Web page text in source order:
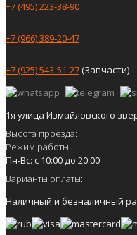
+7 (495) 223-38-90
+7 (966) 389-20-47
+7 (925) 543-51-27(Запчасти)
1я улица Измайловского
Высота проезда:
Режим работы:
Пн-Вс: с 10:00 до 20:00
Варианты оплаты:
Наличный и безналичный